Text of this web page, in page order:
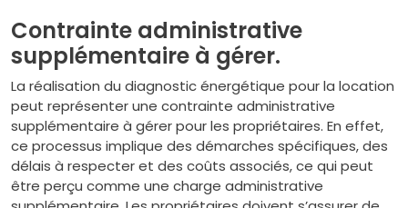
Contrainte administrative
supplémentaire à gérer.
La réalisation du diagnostic énergétique pour la location
peut représenter une contrainte administrative
supplémentaire à gérer pour les propriétaires. En effet,
ce processus implique des démarches spécifiques, des
délais à respecter et des coûts associés, ce qui peut
être perçu comme une charge administrative